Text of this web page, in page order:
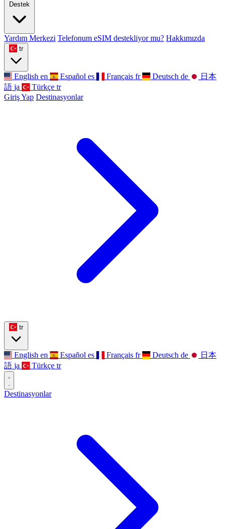
Destek
Yardım Merkezi Telefonum eSIM destekliyor mu? Hakkımızda
tr
English en Español es Français fr Deutsch de
日本
語 ja Türkçe tr
Giriş Yap Destinasyonlar
tr
English en Español es Français fr Deutsch de
日本
語 ja Türkçe tr
Destinasyonlar